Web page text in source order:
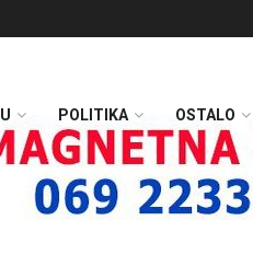
POLITIKA OSTALO